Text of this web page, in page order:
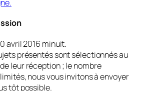
avril 2016 minuit.
présentés sont sélectionnés au
leur réception ; le nombre
nous vous invitons à envoyer
tôt possible.